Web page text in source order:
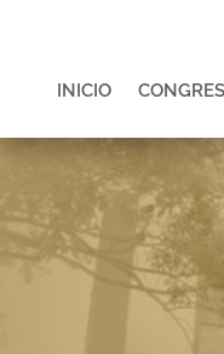
INICIO